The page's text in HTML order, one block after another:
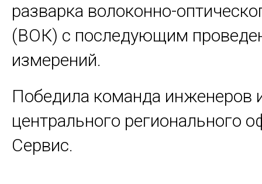
разварка волоконно-
(ВОК) с последующим
измерений.
Победила команда инженеров
центрального регионального
Сервис.